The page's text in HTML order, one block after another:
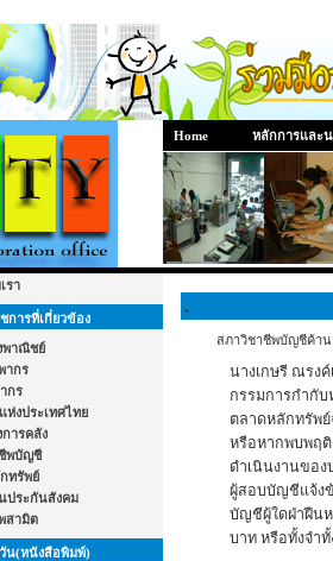
Home หลักการและ
รา
การที่เกี่ยวข้อง
พาณิชย์
ากร
กร
ห่งประเทศไทย
การคลัง
พบัญชี
ทรัพย์
ประกันสังคม
สามิต
น(หนังสือพิมพ์)
.
สภาวิชาชีพบัญชีค้าน
นางเกษรี ณรง
กรรมการกำกับ
ตลาดหลักทรัพ
หรือหากพบพฤ
ดำเนินงานของ
ผู้สอบบัญชีแจ้งข้
บัญชีผู้ใดฝ่าฝืนห
บาท หรือทั้งจำ